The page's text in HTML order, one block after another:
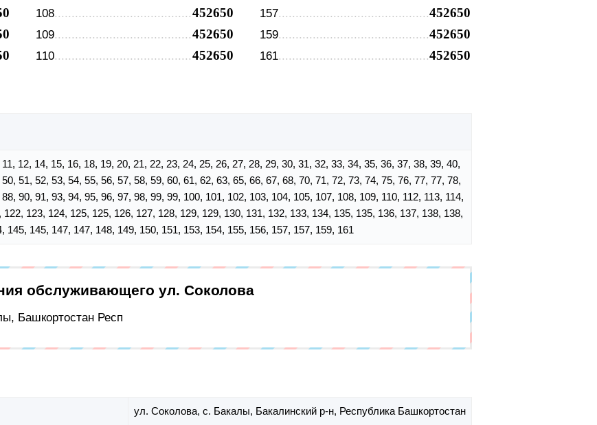
108 452650
109 452650
110 452650
157 452650
159 452650
161 452650
12, 14, 15, 16, 18, 19, 20, 21, 22, 23, 24, 25, 26, 27, 28, 29, 30, 31, 32, 33, 34, 35, 36, 37, 38, 39, 40,
51, 52, 53, 54, 55, 56, 57, 58, 59, 60, 61, 62, 63, 65, 66, 67, 68, 70, 71, 72, 73, 74, 75, 76, 77, 77, 78,
90, 91, 93, 94, 95, 96, 97, 98, 99, 99, 100, 101, 102, 103, 104, 105, 107, 108, 109, 110, 112, 113, 114,
122, 123, 124, 125, 125, 126, 127, 128, 129, 129, 130, 131, 132, 133, 134, 135, 135, 136, 137, 138, 138,
145, 145, 147, 147, 148, 149, 150, 151, 153, 154, 155, 156, 157, 157, 159, 161
обслуживающего ул. Соколова
Башкортостан Респ
ул. Соколова, с. Бакалы, Бакалинский р-н, Республика Башкортостан